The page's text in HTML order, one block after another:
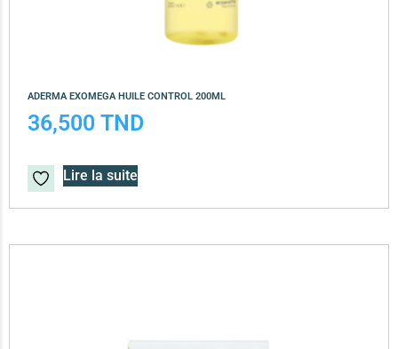
ADERMA EXOMEGA HUILE CONTROL 200ML
36,500 TND
Lire la suite